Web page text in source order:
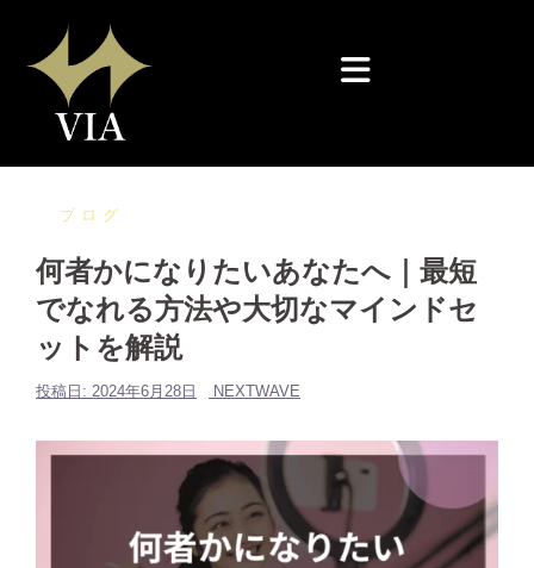
ブログ
何者かになりたいあなたへ｜最短
でなれる方法や大切なマインドセ
ットを解説
投稿日: 2024年6月28日 NEXTWAVE